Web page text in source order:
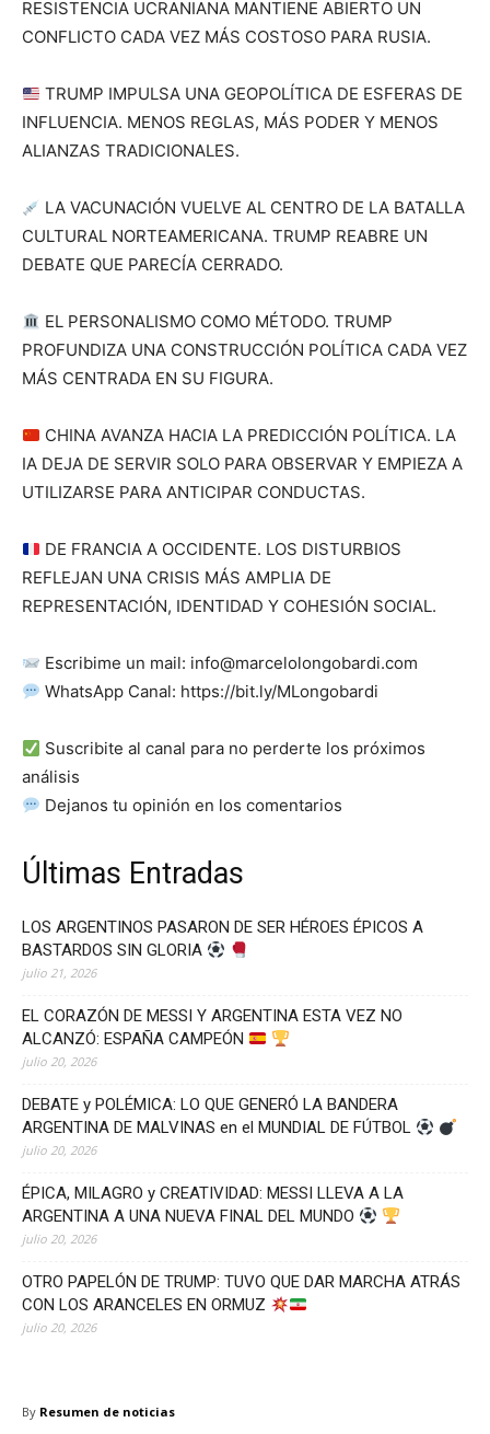
RESISTENCIA UCRANIANA MANTIENE ABIERTO UN
CONFLICTO CADA VEZ MÁS COSTOSO PARA RUSIA.
TRUMP IMPULSA UNA GEOPOLÍTICA DE ESFERAS DE
INFLUENCIA. MENOS REGLAS, MÁS PODER Y MENOS
ALIANZAS TRADICIONALES.
LA VACUNACIÓN VUELVE AL CENTRO DE LA BATALLA
CULTURAL NORTEAMERICANA. TRUMP REABRE UN
DEBATE QUE PARECÍA CERRADO.
EL PERSONALISMO COMO MÉTODO. TRUMP
PROFUNDIZA UNA CONSTRUCCIÓN POLÍTICA CADA VEZ
MÁS CENTRADA EN SU FIGURA.
CHINA AVANZA HACIA LA PREDICCIÓN POLÍTICA. LA
IA DEJA DE SERVIR SOLO PARA OBSERVAR Y EMPIEZA A
UTILIZARSE PARA ANTICIPAR CONDUCTAS.
DE FRANCIA A OCCIDENTE. LOS DISTURBIOS
REFLEJAN UNA CRISIS MÁS AMPLIA DE
REPRESENTACIÓN, IDENTIDAD Y COHESIÓN SOCIAL.
Escribime un mail: info@marcelolongobardi.com
WhatsApp Canal: https://bit.ly/MLongobardi
Suscribite al canal para no perderte los próximos
análisis
Dejanos tu opinión en los comentarios
Últimas Entradas
LOS ARGENTINOS PASARON DE SER HÉROES ÉPICOS A
BASTARDOS SIN GLORIA
julio 21, 2026
EL CORAZÓN DE MESSI Y ARGENTINA ESTA VEZ NO
ALCANZÓ: ESPAÑA CAMPEÓN
julio 20, 2026
DEBATE y POLÉMICA: LO QUE GENERÓ LA BANDERA
ARGENTINA DE MALVINAS en el MUNDIAL DE FÚTBOL
julio 20, 2026
ÉPICA, MILAGRO y CREATIVIDAD: MESSI LLEVA A LA
ARGENTINA A UNA NUEVA FINAL DEL MUNDO
julio 20, 2026
OTRO PAPELÓN DE TRUMP: TUVO QUE DAR MARCHA ATRÁS
CON LOS ARANCELES EN ORMUZ
julio 20, 2026
By Resumen de noticias